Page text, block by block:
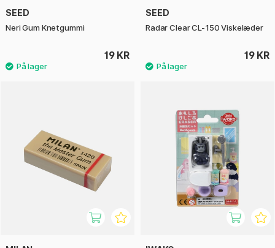
SEED
Neri Gum Knetgummi
19 KR
SEED
Radar Clear CL-150 Viskelæder
19 KR